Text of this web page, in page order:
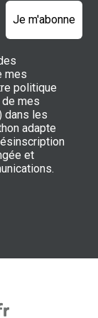
à bonne
et mettre en
fausse note,
ou une grande
au dernier verre.
Je m'abonne
mes
politique
mes
dans les
adapte
et